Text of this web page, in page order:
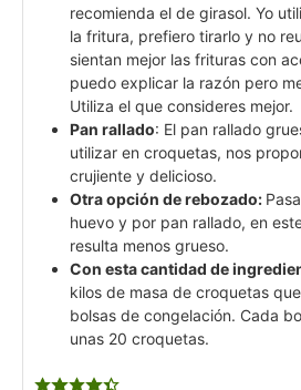
recomienda el de girasol. Yo
la fritura, prefiero tirarlo y no
sientan mejor las frituras con
puedo explicar la razón pero
Utiliza el que consideres mejor.
Pan rallado: El pan rallado
utilizar en croquetas, nos
crujiente y delicioso.
Otra opción de rebozado:
huevo y por pan rallado, en
resulta menos grueso.
Con esta cantidad de
kilos de masa de croquetas
bolsas de congelación. Cada
unas 20 croquetas.